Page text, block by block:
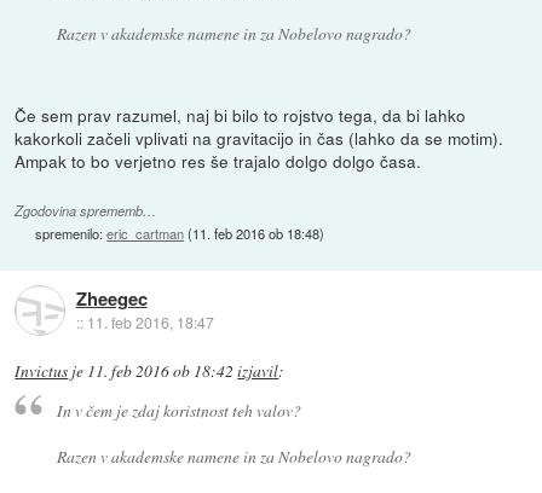
Razen v akademske namene in za Nobelovo nagrado?
Če sem prav razumel, naj bi bilo to rojstvo tega, da bi lahko
kakorkoli začeli vplivati na gravitacijo in čas (lahko da se motim).
Ampak to bo verjetno res še trajalo dolgo dolgo časa.
Zgodovina sprememb…
spremenilo:eric_cartman(11. feb 2016 ob 18:48)
Zheegec
:: 11. feb 2016, 18:47
Invictus je 11. feb 2016 ob 18:42 izjavil:
In v čem je zdaj koristnost teh valov?
Razen v akademske namene in za Nobelovo nagrado?